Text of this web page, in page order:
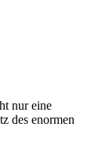
nur eine
des enormen